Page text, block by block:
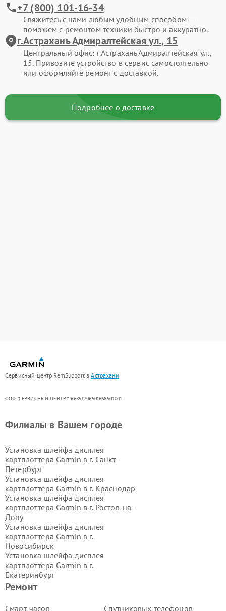
+7 (800) 101-16-34
Свяжитесь с нами любым удобным способом —
поможем с ремонтом техники быстро и аккуратно.
г.Астрахань Адмиралтейская ул., 15
Центральный офис: г.Астрахань Адмиралтейская ул.,
15. Привозите устройство в сервис самостоятельно
или оформляйте ремонт с доставкой.
Подробнее о доставке
Сервисный центр RemSupport вАстрахани
ООО "СЕРВИСНЫЙ ЦЕНТР"* 6685170650*668501001
Ремонт
Смарт-часов Спутниковых телефонов
Филиалы в Вашем городе
Установка шлейфа дисплея
картплоттера Garmin в г. Санкт-
Петербург
Установка шлейфа дисплея
картплоттера Garmin в г. Краснодар
Установка шлейфа дисплея
картплоттера Garmin в г. Ростов-на-
Дону
Установка шлейфа дисплея
картплоттера Garmin в г.
Новосибирск
Установка шлейфа дисплея
картплоттера Garmin в г.
Екатеринбург
Установка шлейфа дисплея
картплоттера Garmin в г.